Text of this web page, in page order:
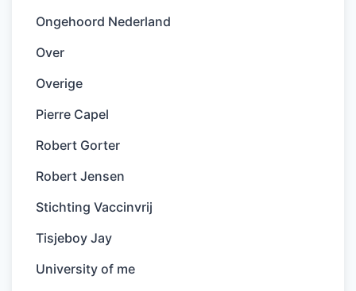
Ongehoord Nederland
Over
Overige
Pierre Capel
Robert Gorter
Robert Jensen
Stichting Vaccinvrij
Tisjeboy Jay
University of me